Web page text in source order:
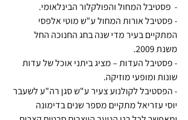
-  פסטיבל המחול והפולקלור הבינלאומי.
- פסטיבל אורות המחול ע"ש מוטי אלפסי
המתקיים בעיר מדי שנה בחג החנוכה החל
משנת 2009.
- פסטיבל העדות – מציג ביתני אוכל של עדות
שונות ומופעי מוזיקה.
- הפסטיבל לקולנוע צעיר ע"ש סגן רה"ע לשעבר
יוסי עזריאל מתקיים מספר שנים בדימונה